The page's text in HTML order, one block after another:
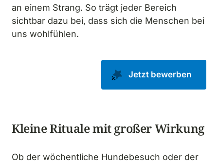
an einem Strang. So trägt jeder Bereich
sichtbar dazu bei, dass sich die Menschen bei
uns wohlfühlen.
Jetzt bewerben
Kleine Rituale mit großer Wirkung
Ob der wöchentliche Hundebesuch oder der